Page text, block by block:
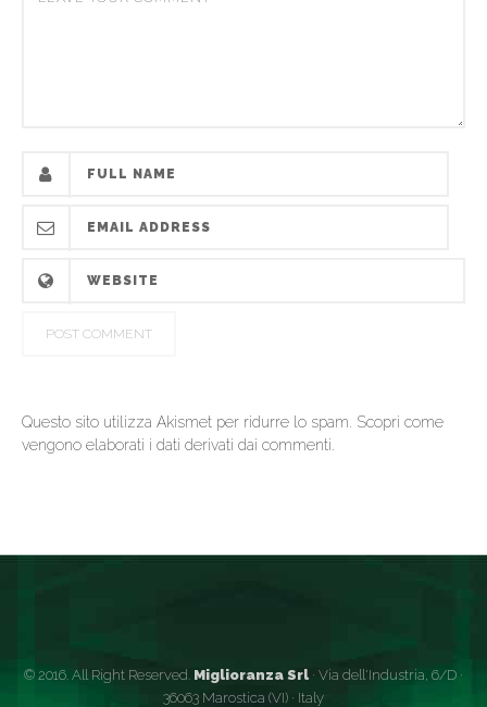
Questo sito utilizza Akismet per ridurre lo spam. Scopri come
vengono elaborati i dati derivati dai commenti
© 2016. All Right Reserved. Miglioranza Srl · Via dell'Industria, 6/D ·
36063 Marostica (VI) · Italy